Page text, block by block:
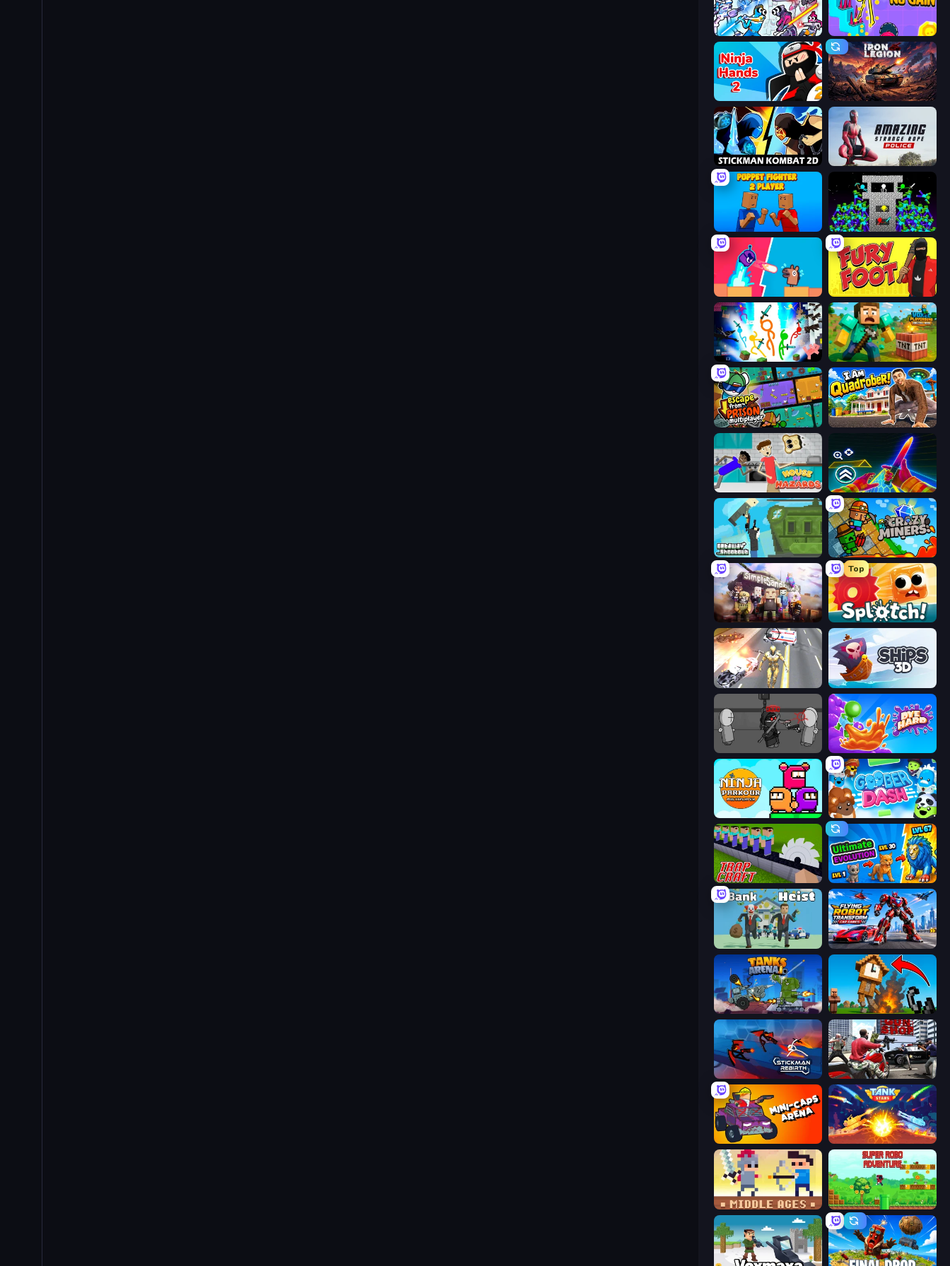
Space Wars Battleground No Pain No Gain - Ragdoll Sandbox
Ninja Hands 2 Iron Legion
Stickman Kombat 2D Amazing Strange Rope Police
Puppet Fighter 2 Player Stick Epic Fighter
Boom Slingers ReBoom Fury Foot
Stickman Epic Voxel Playground: Ragdoll Noob
Escape From Prison Multiplayer I Am Quadrober!
House of Hazards Surf GO Parkour
Getaway Shootout Crazy Miners
Simple Sandbox 3
Top
Splotch!
Ships 3D
Madness Project Nexus Dye Hard
Ninja Parkour Multiplayer Goober Dash
Trap Craft Ultimate Evolution
Bank Heist Flying Robot Transform Car Games
Tanks Arena io: Craft & Combat Noob Fuse
Stickman Rebirth Grand Action Simulator: New York
Mini-Caps: Arena Tank Stars
Castle Wars: Middle Ages Super Robo - Adventure